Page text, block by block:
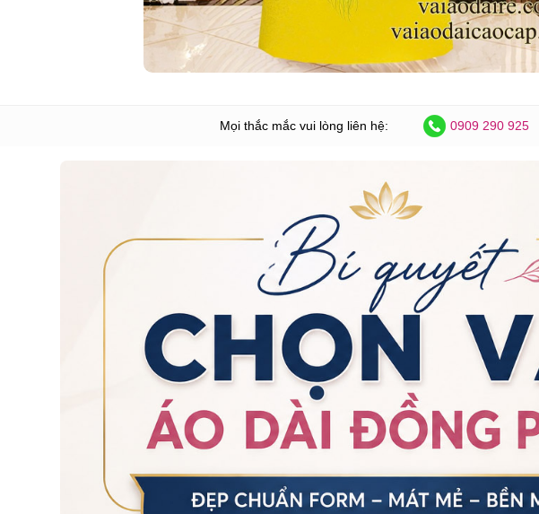
Mọi thắc mắc vui lòng liên hệ: 0909 290 925